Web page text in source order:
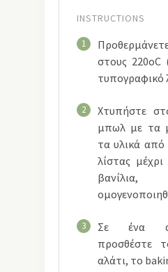
INSTRUCTIONS
1
στους 220οC
τυπογραφικό
2
Χτυπήστε
μπωλ με τα
τα υλικά
λίστας
3
Σε ένα
προσθέστε
αλάτι, το